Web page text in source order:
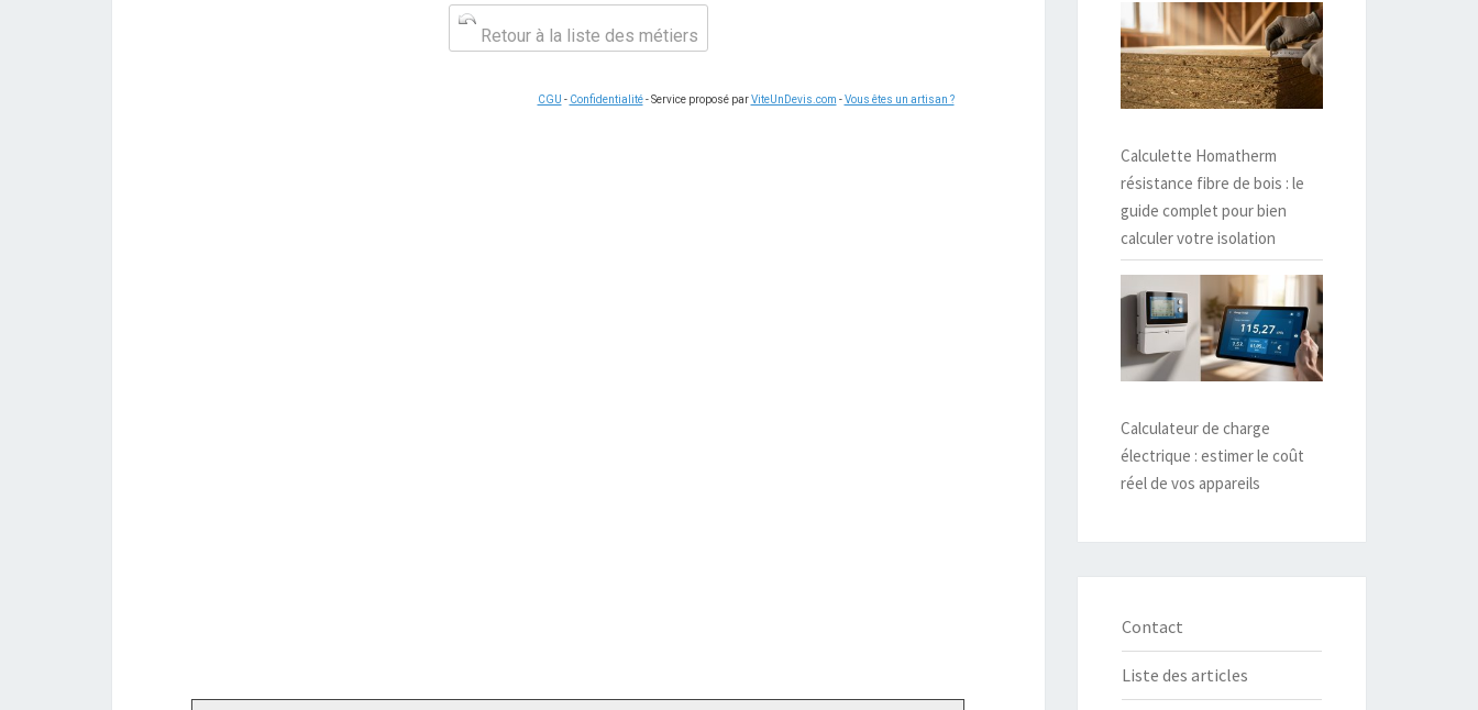
Retour à la liste des métiers
CGU - Confidentialité- Service proposé parViteUnDevis.com -Vous êtes un artisan ?
Calculette Homatherm
résistance fibre de bois : le
guide complet pour bien
calculer votre isolation
Calculateur de charge
électrique : estimer le coût
réel de vos appareils
Contact
Liste des articles